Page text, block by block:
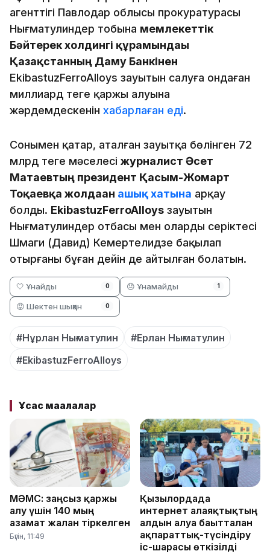
агенттігі Павлодар облысы прокуратурасы
Нығматулиндер тобына мемлекеттік
Бәйтерек холдингі құрамындағы
Қазақстанның Даму Банкінен
EkibastuzFerroAlloys зауытын салуға ондаған
миллиард теңге қаржы алуына
жәрдемдескенін хабарлаған еді.
Сонымен қатар, аталған зауытқа бөлінген 72
млрд теңге мәселесі журналист Әсет
Матаевтың президент Қасым-Жомарт
Тоқаевқа жолдаған ашық хатына арқау
болды. EkibastuzFerroAlloys зауытын
Нығматулиндер отбасы мен олардың серіктесі
Шмаги (Давид) Кемертелидзе бақылап
отырғаны бұған дейін де айтылған болатын.
🤍 Ұнайды 0 😞 Ұнамайды 1
😡 Шектен шыққан 0
#Нұрлан Нығматулин
#Ерлан Нығматулин
#EkibastuzFerroAlloys
Ұқсас мақалалар
МӘМС: заңсыз қаржы
алу үшін 140 мың
азамат жалған тіркелген
Бүгін, 11:49
Қызылордада
интернет алаяқтықтың
алдын алуға бағытталған
ақпараттық-түсіндіру
іс-шарасы өткізілді